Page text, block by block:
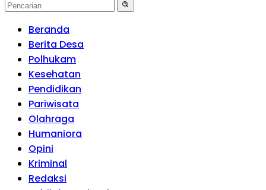
Beranda
Berita Desa
Polhukam
Kesehatan
Pendidikan
Pariwisata
Olahraga
Humaniora
Opini
Kriminal
Redaksi